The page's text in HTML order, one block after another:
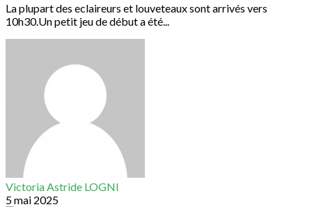
La plupart des eclaireurs et louveteaux sont arrivés vers
10h30.Un petit jeu de début a été...
Victoria Astride LOGNI
5 mai 2025